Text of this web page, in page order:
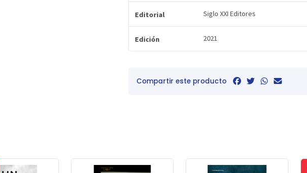
Editorial Siglo XXI Editores
Edición 2021
Compartir este producto